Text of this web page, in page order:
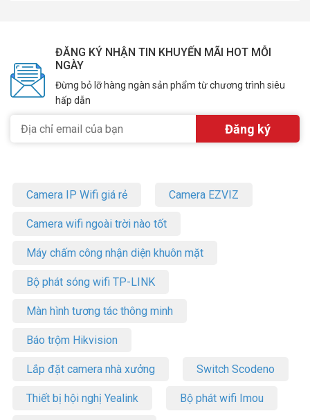
ĐĂNG KÝ NHẬN TIN KHUYẾN MÃI HOT MỖI
NGÀY
Đừng bỏ lỡ hàng ngàn sản phẩm từ chương trình siêu
hấp dẫn
Camera IP Wifi giá rẻ Camera EZVIZ
Camera wifi ngoài trời nào tốt
Máy chấm công nhận diện khuôn mặt
Bộ phát sóng wifi TP-LINK
Màn hình tương tác thông minh
Báo trộm Hikvision
Lắp đặt camera nhà xưởng Switch Scodeno
Thiết bị hội nghị Yealink Bộ phát wifi Imou